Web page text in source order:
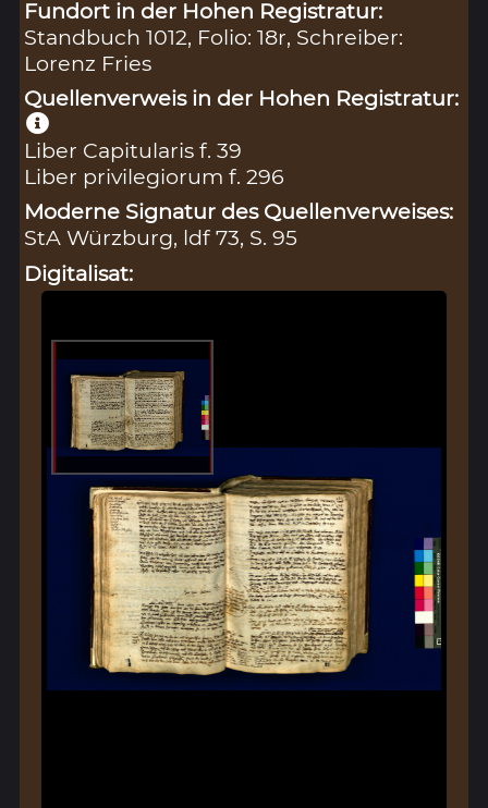
Fundort in der Hohen Registratur:
Standbuch 1012, Folio: 18r, Schreiber:
Lorenz Fries
Quellenverweis in der Hohen Registratur:
Liber Capitularis f. 39
Liber privilegiorum f. 296
Moderne Signatur des Quellenverweises:
StA Würzburg, ldf 73, S. 95
Digitalisat: